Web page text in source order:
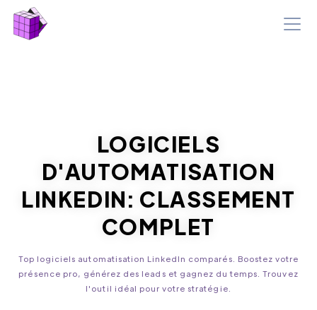
LOGICIELS
D'AUTOMATISATION
LINKEDIN: CLASSEMENT
COMPLET
Top logiciels automatisation LinkedIn comparés. Boostez votre
présence pro, générez des leads et gagnez du temps. Trouvez
l'outil idéal pour votre stratégie.